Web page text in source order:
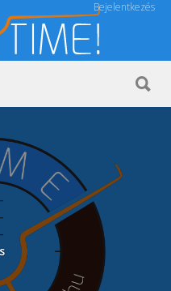
Bejelentkezés